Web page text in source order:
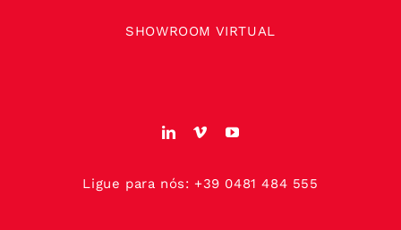
SHOWROOM VIRTUAL
Ligue para nós: +39 0481 484 555